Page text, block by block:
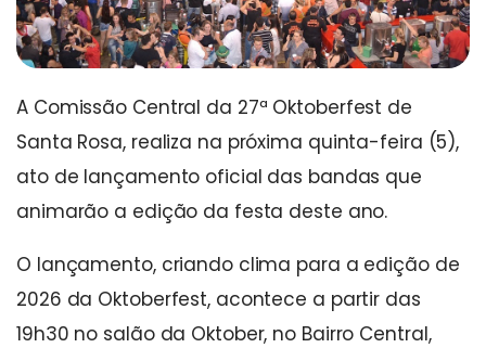
A Comissão Central da 27ª Oktoberfest de
Santa Rosa, realiza na próxima quinta-feira (5),
ato de lançamento oficial das bandas que
animarão a edição da festa deste ano.
O lançamento, criando clima para a edição de
2026 da Oktoberfest, acontece a partir das
19h30 no salão da Oktober, no Bairro Central,